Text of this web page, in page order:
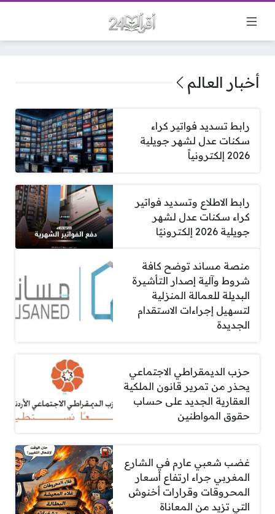
أخبار العالم
رابط تسديد فواتير كراء
سكنات عدل لشهر جويلية
2026 إلكترونياً
رابط الاطلاع وتسديد فواتير
كراء سكنات عدل لشهر
جويلية 2026 إلكترونيًا
منصة مساند توضح كافة
شروط وآلية إصدار التأشيرة
البديلة للعمالة المنزلية
لتسهيل إجراءات الاستقدام
الجديدة
حزب الديمقراطي الاجتماعي
يحذر من تمرير قانون الملكية
العقارية الجديد على حساب
حقوق المواطنين
غضب شعبي عارم في الشارع
المغربي جراء ارتفاع أسعار
المحروقات وقرارات أخنوش
التي تزيد من المعاناة